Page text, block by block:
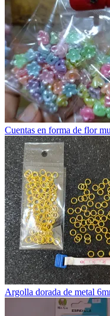
Cuentas en forma de flor
Argolla dorada de metal